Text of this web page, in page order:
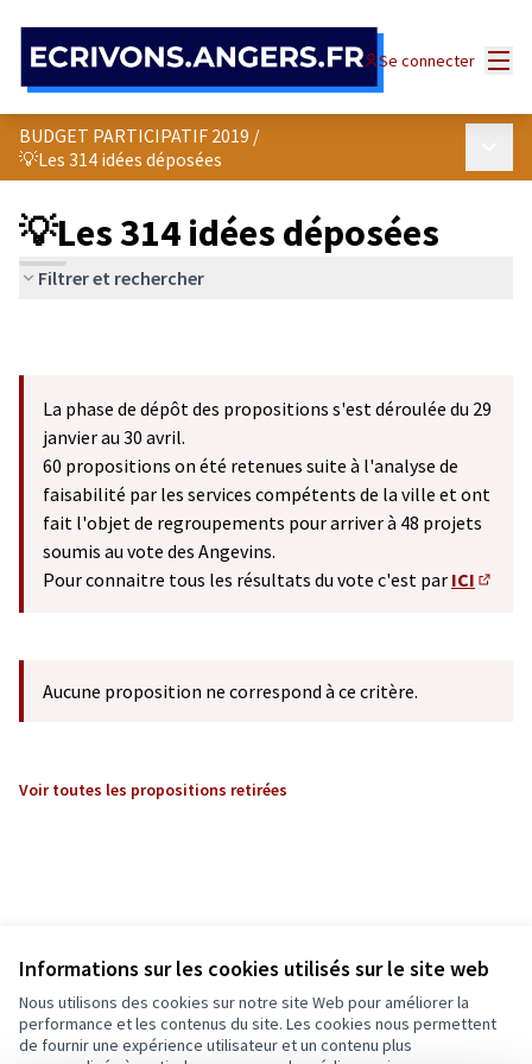
Informations sur les cookies utilisés sur le site web
Nous utilisons des cookies sur notre site Web pour améliorer la
performance et les contenus du site. Les cookies nous permettent
de fournir une expérience utilisateur et un contenu plus
Se connecter
BUDGET PARTICIPATIF 2019 /
💡Les 314 idées déposées
💡Les 314 idées déposées
Filtrer et rechercher
La phase de dépôt des propositions s'est déroulée du 29
janvier au 30 avril.
60 propositions on été retenues suite à l'analyse de
faisabilité par les services compétents de la ville et ont
fait l'objet de regroupements pour arriver à 48 projets
soumis au vote des Angevins.
Pour connaitre tous les résultats du vote c'est par ICI
Aucune proposition ne correspond à ce critère.
Voir toutes les propositions retirées